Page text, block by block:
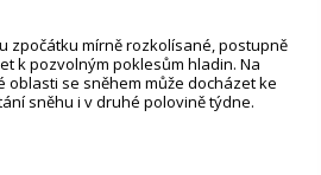
zpočátku mírně rozkolísané, postupně
k pozvolným poklesům hladin. Na
oblasti se sněhem může docházet ke
sněhu i v druhé polovině týdne.